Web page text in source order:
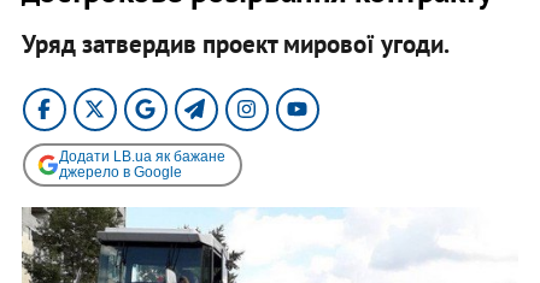
Уряд затвердив проект мирової угоди.
Додати LB.ua як бажане
джерело в Google